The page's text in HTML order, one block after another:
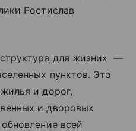
Ростислав
для жизни» —
пунктов. Это
и дорог,
и дворовых
всей